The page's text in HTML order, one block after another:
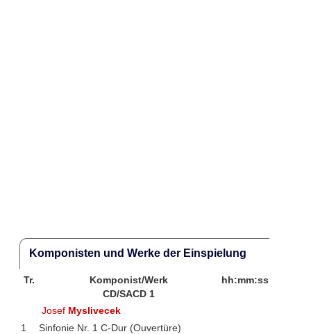
Komponisten und Werke der Einspielung
Tr. Komponist/Werk
hh:mm:ss
CD/SACD 1
Josef Myslivecek
1
Sinfonie Nr. 1 C-Dur (Ouvertüre)